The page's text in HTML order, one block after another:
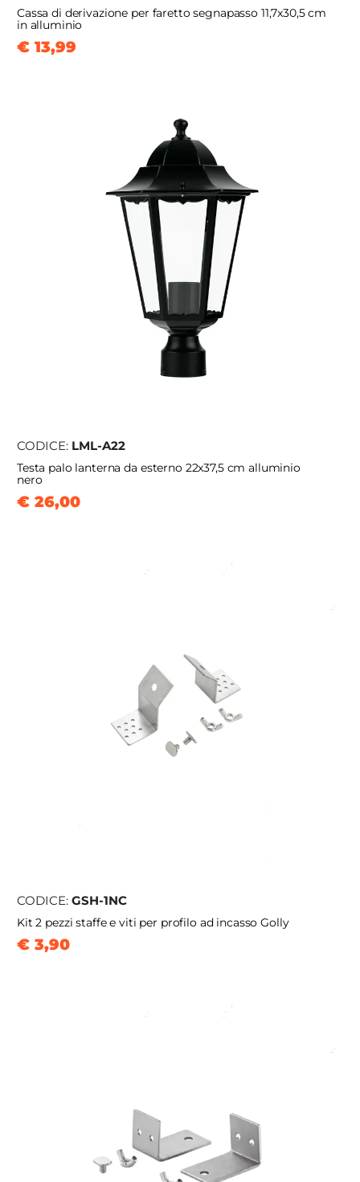
Cassa di derivazione per faretto segnapasso 11,7x30,5 cm
in alluminio
€ 13,99
CODICE: LML-A22
Testa palo lanterna da esterno 22x37,5 cm alluminio
nero
€ 26,00
CODICE: GSH-1NC
Kit 2 pezzi staffe e viti per profilo ad incasso Golly
€ 3,90